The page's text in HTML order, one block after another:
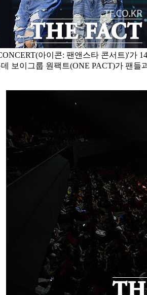
아이콘: 팬앤스타 콘서트)'가
보이그룹 원팩트(ONE PACT)가 팬들